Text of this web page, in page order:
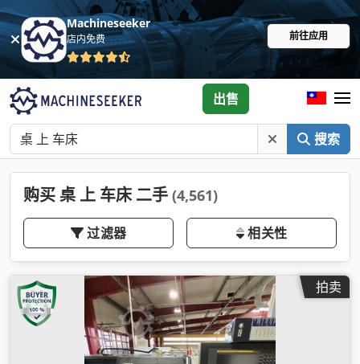
Machineseeker
店内免费 前往应用
搜索
出售
购买 桌 上 车床 二手 (4,561)
过滤器 相关性
拍卖